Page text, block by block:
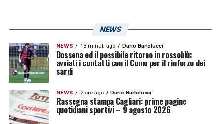
NEWS
NEWS 13 minuti ago Dario Bartolucci
Dossena ed il possibile ritorno in rossoblù:
avviati i contatti con il Como per il rinforzo dei
sardi
NEWS 2 ore ago Dario Bartolucci
Rassegna stampa Cagliari: prime pagine
quotidiani sportivi – 9 agosto 2026